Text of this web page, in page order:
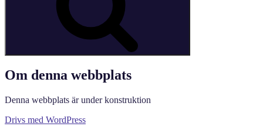
Om denna webbplats
Denna webbplats är under konstruktion
Drivs med WordPress